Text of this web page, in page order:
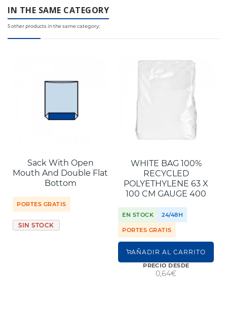
IN THE SAME CATEGORY
5 other products in the same category:
Sack With Open
Mouth And Double Flat
Bottom
PORTES GRATIS
SIN STOCK
WHITE BAG 100%
RECYCLED
POLYETHYLENE 63 X
100 CM GAUGE 400
EN STOCK 24/48H
PORTES GRATIS
AÑADIR AL CARRITO
PRECIO DESDE
0,64€